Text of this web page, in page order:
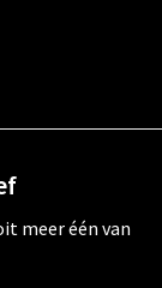
meer één van